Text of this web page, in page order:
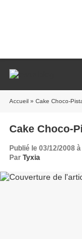
Accueil » Cake Choco-
Cake Choco-
Publié le 03/12/2008
Par Tyxia